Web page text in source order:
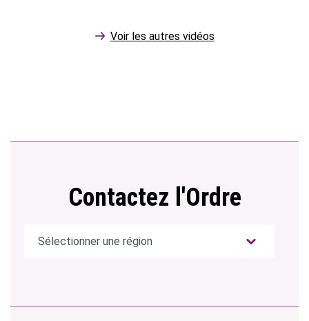
Voir les autres vidéos
Contactez l'Ordre